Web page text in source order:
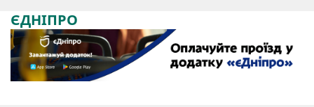
ЄДНІПРО